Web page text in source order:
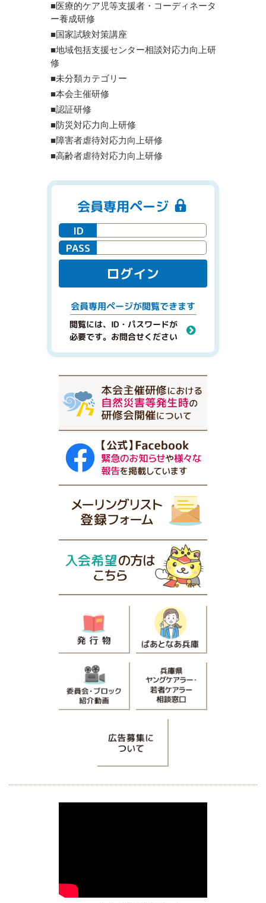
■医療的ケア児等支援者・コーディネータ
ー養成研修
■国家試験対策講座
■地域包括支援センター相談対応力向上研
修
■未分類カテゴリー
■本会主催研修
■認証研修
■防災対応力向上研修
■障害者虐待対応力向上研修
■高齢者虐待対応力向上研修
会員専用ページ
ID
PASS
ログイン
会員専用ページが閲覧できます
閲覧には、ID・パスワードが
必要です。お問合せください